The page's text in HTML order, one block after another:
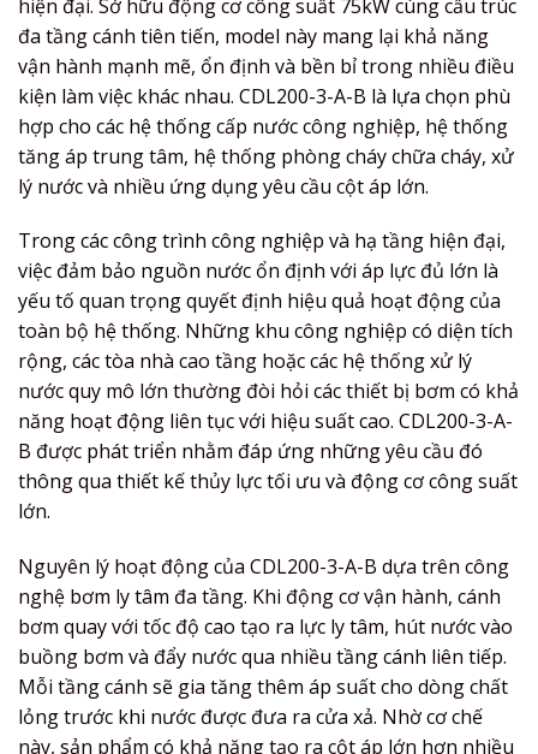
hiện đại. Sở hữu động cơ công suất 75kW cùng cấu trúc
đa tầng cánh tiên tiến, model này mang lại khả năng
vận hành mạnh mẽ, ổn định và bền bỉ trong nhiều điều
kiện làm việc khác nhau. CDL200-3-A-B là lựa chọn phù
hợp cho các hệ thống cấp nước công nghiệp, hệ thống
tăng áp trung tâm, hệ thống phòng cháy chữa cháy, xử
lý nước và nhiều ứng dụng yêu cầu cột áp lớn.
Trong các công trình công nghiệp và hạ tầng hiện đại,
việc đảm bảo nguồn nước ổn định với áp lực đủ lớn là
yếu tố quan trọng quyết định hiệu quả hoạt động của
toàn bộ hệ thống. Những khu công nghiệp có diện tích
rộng, các tòa nhà cao tầng hoặc các hệ thống xử lý
nước quy mô lớn thường đòi hỏi các thiết bị bơm có khả
năng hoạt động liên tục với hiệu suất cao. CDL200-3-A-
B được phát triển nhằm đáp ứng những yêu cầu đó
thông qua thiết kế thủy lực tối ưu và động cơ công suất
lớn.
Nguyên lý hoạt động của CDL200-3-A-B dựa trên công
nghệ bơm ly tâm đa tầng. Khi động cơ vận hành, cánh
bơm quay với tốc độ cao tạo ra lực ly tâm, hút nước vào
buồng bơm và đẩy nước qua nhiều tầng cánh liên tiếp.
Mỗi tầng cánh sẽ gia tăng thêm áp suất cho dòng chất
lỏng trước khi nước được đưa ra cửa xả. Nhờ cơ chế
này, sản phẩm có khả năng tạo ra cột áp lớn hơn nhiều